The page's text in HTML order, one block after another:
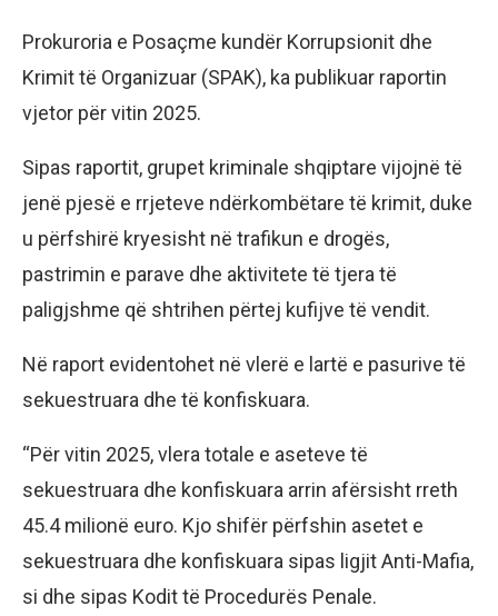
Prokuroria e Posaçme kundër Korrupsionit dhe
Krimit të Organizuar (SPAK), ka publikuar raportin
vjetor për vitin 2025.
Sipas raportit, grupet kriminale shqiptare vijojnë të
jenë pjesë e rrjeteve ndërkombëtare të krimit, duke
u përfshirë kryesisht në trafikun e drogës,
pastrimin e parave dhe aktivitete të tjera të
paligjshme që shtrihen përtej kufijve të vendit.
Në raport evidentohet në vlerë e lartë e pasurive të
sekuestruara dhe të konfiskuara.
“Për vitin 2025, vlera totale e aseteve të
sekuestruara dhe konfiskuara arrin afërsisht rreth
45.4 milionë euro. Kjo shifër përfshin asetet e
sekuestruara dhe konfiskuara sipas ligjit Anti-Mafia,
si dhe sipas Kodit të Procedurës Penale.